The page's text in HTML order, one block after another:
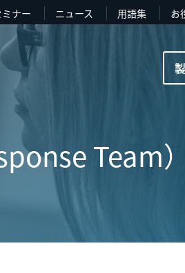
ミナー ニュース 用語集 お
Team）